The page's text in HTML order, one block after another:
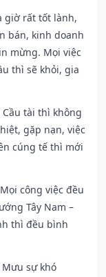
giờ rất tốt lành,
bán, kinh doanh
mừng. Mọi việc
thì sẽ khỏi, gia
Cầu tài thì không
gặp nạn, việc
cúng tế thì mới
Mọi công việc đều
Tây Nam –
thì đều bình
Mưu sự khó